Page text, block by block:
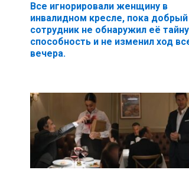
Все игнорировали женщину в
инвалидном кресле, пока добрый
сотрудник не обнаружил её
способность и не изменил ход
вечера.